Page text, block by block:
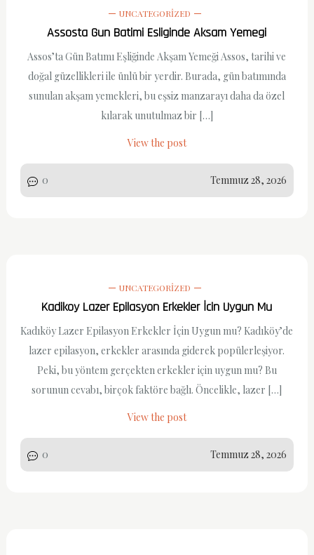
UNCATEGORIZED
Assosta Gun Batimi Esliginde Aksam Yemegi
Assos’ta Gün Batımı Eşliğinde Akşam Yemeği Assos, tarihi ve
doğal güzellikleri ile ünlü bir yerdir. Burada, gün batımında
sunulan akşam yemekleri, bu eşsiz manzarayı daha da özel
kılarak unutulmaz bir […]
View the post
0 Temmuz 28, 2026
UNCATEGORIZED
Kadikoy Lazer Epilasyon Erkekler İcin Uygun Mu
Kadıköy Lazer Epilasyon Erkekler İçin Uygun mu? Kadıköy’de
lazer epilasyon, erkekler arasında giderek popülerleşiyor.
Peki, bu yöntem gerçekten erkekler için uygun mu? Bu
sorunun cevabı, birçok faktöre bağlı. Öncelikle, lazer […]
View the post
0 Temmuz 28, 2026